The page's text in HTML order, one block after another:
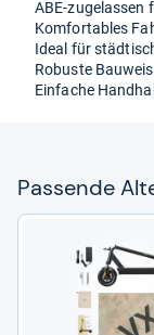
ABE-​zuge­las­sen
Kom­for­ta­bles
Ideal für
Robuste
Ein­fa­che
Pas­sende